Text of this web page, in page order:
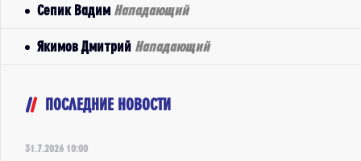
Сепик Вадим Нападающий
Якимов Дмитрий Нападающий
ПОСЛЕДНИЕ НОВОСТИ
31.7.2026 10:00